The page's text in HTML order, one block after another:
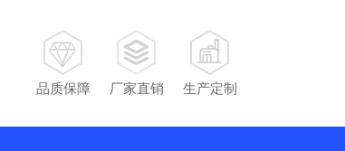
品质保障 厂家直销 生产定制